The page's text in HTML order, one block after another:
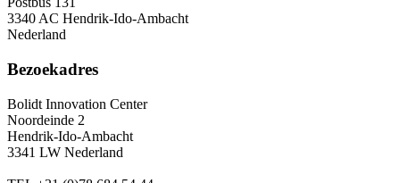
3340 AC Hendrik-Ido-Ambacht
Nederland
Bezoekadres
Bolidt Innovation Center
Noordeinde 2
Hendrik-Ido-Ambacht
3341 LW Nederland